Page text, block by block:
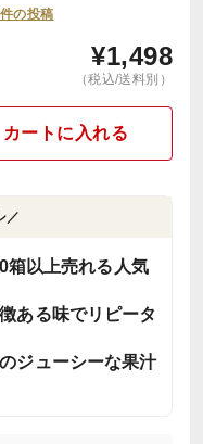
の投稿
¥1,498
（税込/送料別）
カートに入れる
／
箱以上売れる人気
ある味でリピータ
ジューシーな果汁